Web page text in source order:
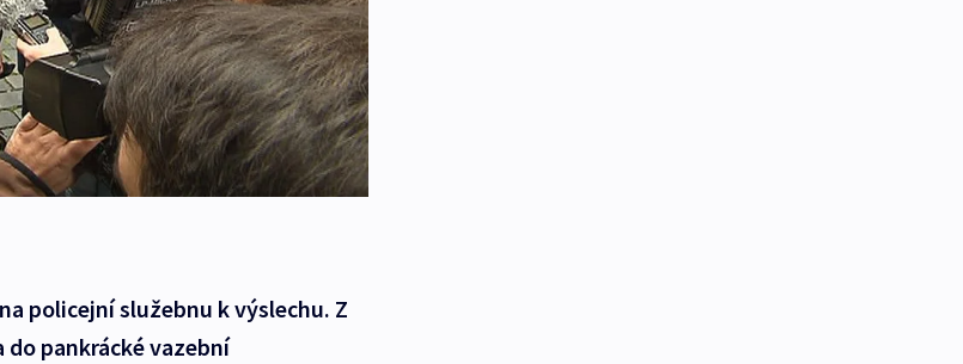
policejní služebnu k výslechu. Z
pankrácké vazební